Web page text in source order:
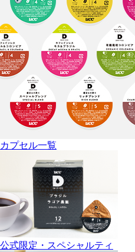
カプセル一覧
公式限定・スペシャルティ